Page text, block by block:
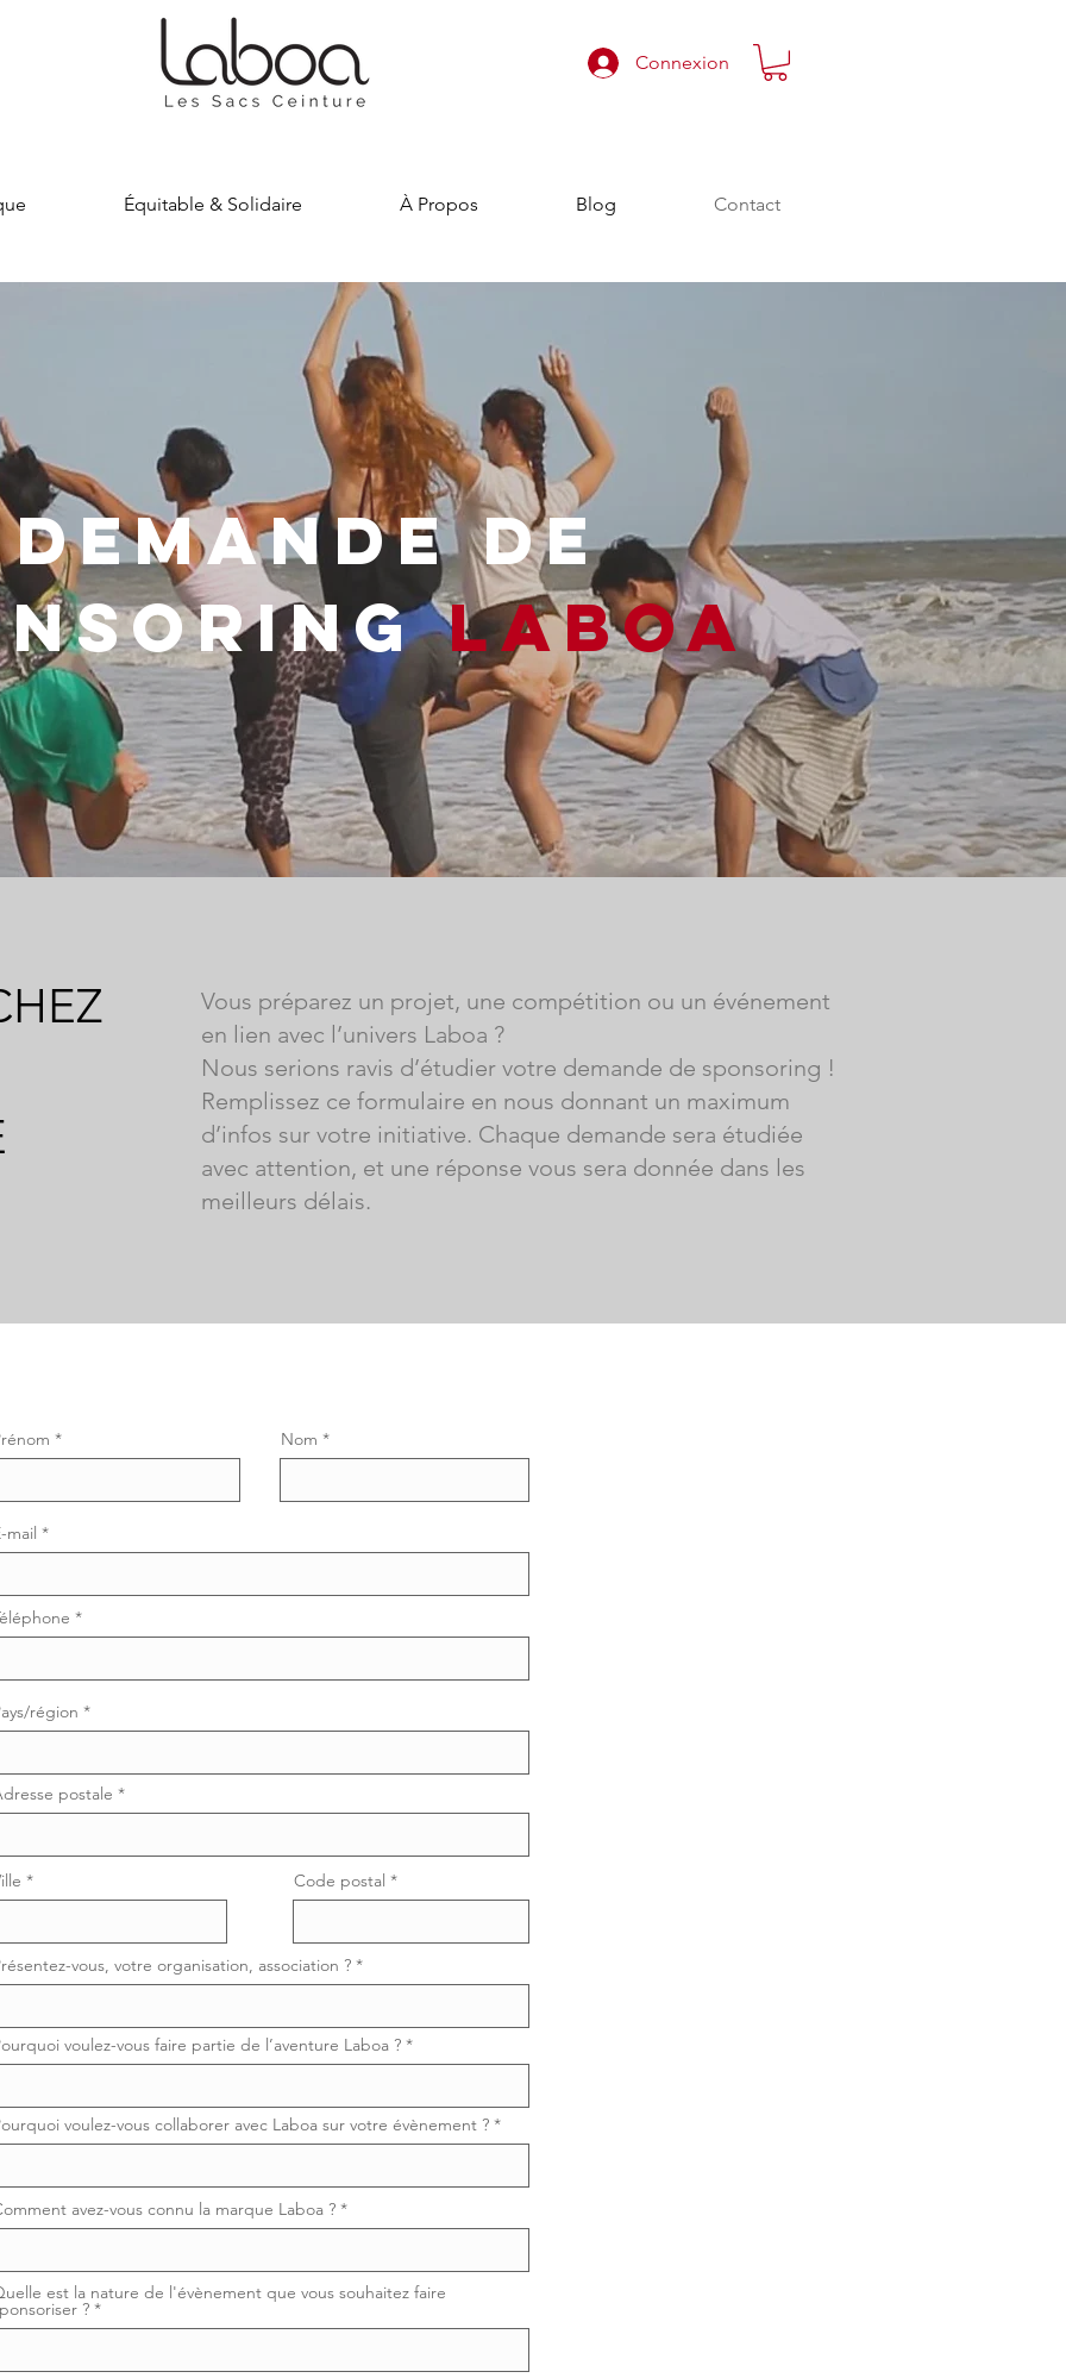
Connexion
Équitable & Solidaire À Propos Blog Contact
DEMANDE DE
LABOA
Vous préparez un projet, une compétition ou un événement
en lien avec l’univers Laboa ?
Nous serions ravis d’étudier votre demande de sponsoring !
Remplissez ce formulaire en nous donnant un maximum
d’infos sur votre initiative. Chaque demande sera étudiée
avec attention, et une réponse vous sera donnée dans les
meilleurs délais.
Nom
mail
région
postale
Code postal
vous, votre organisation, association ?
voulez-vous faire partie de l’aventure Laboa ?
voulez-vous collaborer avec Laboa sur votre évènement ?
avez-vous connu la marque Laboa ?
est la nature de l'évènement que vous souhaitez faire
?